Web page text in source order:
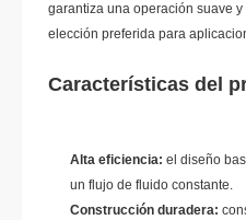
garantiza una operación suave
elección preferida para
Características del
Alta eficiencia: el diseño
un flujo de fluido constante.
Construcción duradera: